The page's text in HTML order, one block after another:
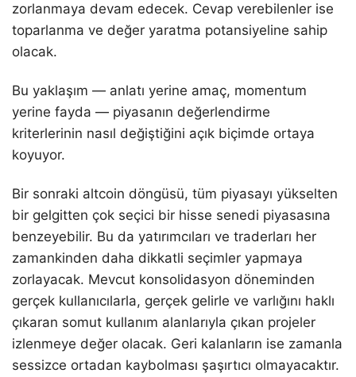
zorlanmaya devam edecek. Cevap verebilenler ise
toparlanma ve değer yaratma potansiyeline sahip
olacak.
Bu yaklaşım — anlatı yerine amaç, momentum
yerine fayda — piyasanın değerlendirme
kriterlerinin nasıl değiştiğini açık biçimde ortaya
koyuyor.
Bir sonraki altcoin döngüsü, tüm piyasayı yükselten
bir gelgitten çok seçici bir hisse senedi piyasasına
benzeyebilir. Bu da yatırımcıları ve traderları her
zamankinden daha dikkatli seçimler yapmaya
zorlayacak. Mevcut konsolidasyon döneminden
gerçek kullanıcılarla, gerçek gelirle ve varlığını haklı
çıkaran somut kullanım alanlarıyla çıkan projeler
izlenmeye değer olacak. Geri kalanların ise zamanla
sessizce ortadan kaybolması şaşırtıcı olmayacaktır.